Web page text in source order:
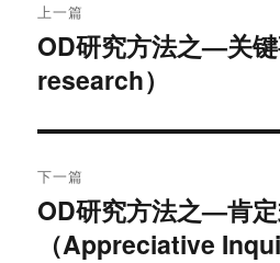
章
导
航
上一篇
上
篇
章：
OD研究方法之—关
research）
下一篇
下
篇
OD研究方法之—肯
（Appreciative